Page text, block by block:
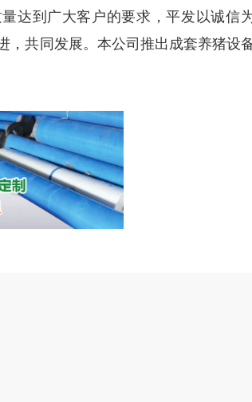
达到广大客户的要求，平发以诚信
共同发展。本公司推出成套养猪设备